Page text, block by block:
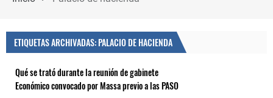
ETIQUETAS ARCHIVADAS: PALACIO DE HACIENDA
Qué se trató durante la reunión de gabinete
Económico convocado por Massa previo a las PASO